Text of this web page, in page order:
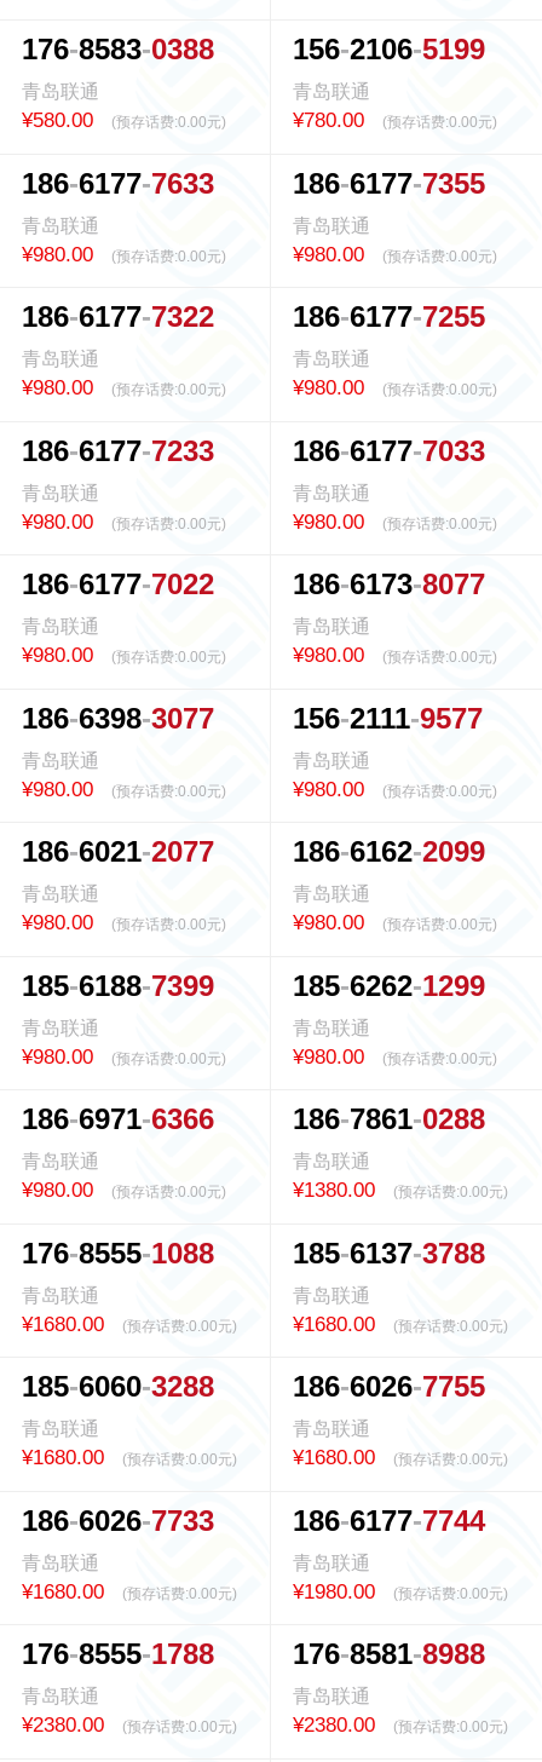
176 8583 0388
青岛联通
¥580.00 (预存话费:0.00元)
156 2106 5199
青岛联通
¥780.00 (预存话费:0.00元)
186 6177 7633
青岛联通
¥980.00 (预存话费:0.00元)
186 6177 7355
青岛联通
¥980.00 (预存话费:0.00元)
186 6177 7322
青岛联通
¥980.00 (预存话费:0.00元)
186 6177 7255
青岛联通
¥980.00 (预存话费:0.00元)
186 6177 7233
青岛联通
¥980.00 (预存话费:0.00元)
186 6177 7033
青岛联通
¥980.00 (预存话费:0.00元)
186 6177 7022
青岛联通
¥980.00 (预存话费:0.00元)
186 6173 8077
青岛联通
¥980.00 (预存话费:0.00元)
186 6398 3077
青岛联通
¥980.00 (预存话费:0.00元)
156 2111 9577
青岛联通
¥980.00 (预存话费:0.00元)
186 6021 2077
青岛联通
¥980.00 (预存话费:0.00元)
186 6162 2099
青岛联通
¥980.00 (预存话费:0.00元)
185 6188 7399
青岛联通
¥980.00 (预存话费:0.00元)
185 6262 1299
青岛联通
¥980.00 (预存话费:0.00元)
186 6971 6366
青岛联通
¥980.00 (预存话费:0.00元)
186 7861 0288
青岛联通
¥1380.00 (预存话费:0.00元)
176 8555 1088
青岛联通
¥1680.00 (预存话费:0.00元)
185 6137 3788
青岛联通
¥1680.00 (预存话费:0.00元)
185 6060 3288
青岛联通
¥1680.00 (预存话费:0.00元)
186 6026 7755
青岛联通
¥1680.00 (预存话费:0.00元)
186 6026 7733
青岛联通
¥1680.00 (预存话费:0.00元)
186 6177 7744
青岛联通
¥1980.00 (预存话费:0.00元)
176 8555 1788
青岛联通
¥2380.00 (预存话费:0.00元)
176 8581 8988
青岛联通
¥2380.00 (预存话费:0.00元)